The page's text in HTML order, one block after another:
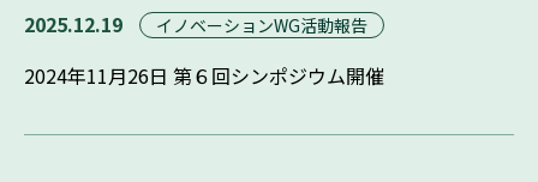
2025.12.19 イノベーションWG活動報告
2024年11月26日 第６回シンポジウム開催